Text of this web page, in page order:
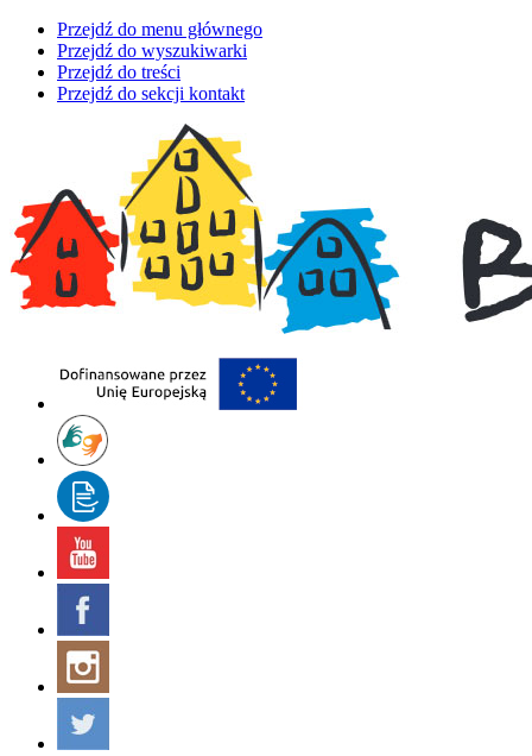
Przejdź do menu głównego
Przejdź do wyszukiwarki
Przejdź do treści
Przejdź do sekcji kontakt